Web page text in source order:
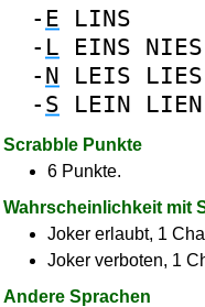
- E
LINS
- L EINS NIES
- N LEIS LIES
- S LEIN LIEN
Scrabble Punkte
6 Punkte.
Wahrscheinlichkeit mit
Joker erlaubt, 1
Joker verboten, 1
Andere Sprachen